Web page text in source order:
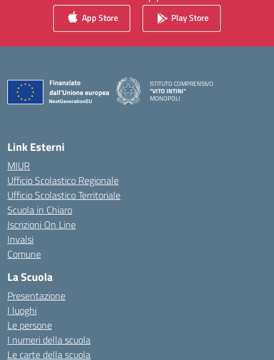
App Store Play Store
ISTITUTO COMPRENSIVO
"VITO INTINI"
MONOPOLI
Link Esterni
MIUR
Ufficio Scolastico Regionale
Ufficio Scolastico Territoriale
Scuola in Chiaro
Iscrizioni On Line
Invalsi
Comune
La Scuola
Presentazione
I luoghi
Le persone
I numeri della scuola
Le carte della scuola